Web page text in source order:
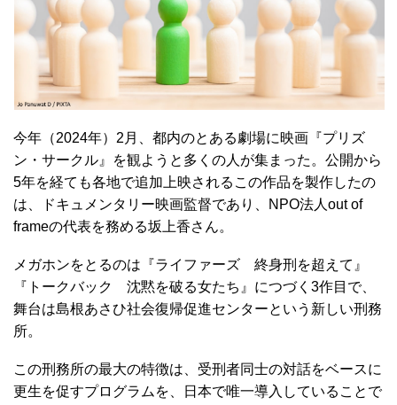
今年（2024年）2月、都内のとある劇場に映画『プリズ
ン・サークル』を観ようと多くの人が集まった。公開から
5年を経ても各地で追加上映されるこの作品を製作したの
は、ドキュメンタリー映画監督であり、NPO法人out of
frameの代表を務める坂上香さん。
メガホンをとるのは『ライファーズ 終身刑を超えて』
『トークバック 沈黙を破る女たち』につづく3作目で、
舞台は島根あさひ社会復帰促進センターという新しい刑務
所。
この刑務所の最大の特徴は、受刑者同士の対話をベースに
更生を促すプログラムを、日本で唯一導入していることで